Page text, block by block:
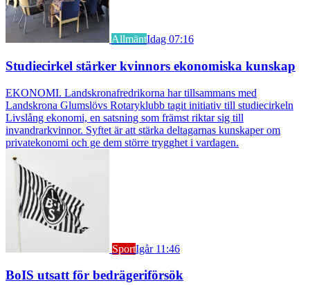
AllmäntIdag 07:16
Studiecirkel stärker kvinnors ekonomiska kunskap
EKONOMI. Landskronafredrikorna har tillsammans med
Landskrona Glumslövs Rotaryklubb tagit initiativ till studiecirkeln
Livslång ekonomi, en satsning som främst riktar sig till
invandrarkvinnor. Syftet är att stärka deltagarnas kunskaper om
privatekonomi och ge dem större trygghet i vardagen.
SportIgår 11:46
BoIS utsatt för bedrägeriförsök